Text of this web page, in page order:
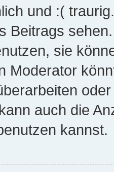
und :(
Beitrags
sie
Moderator
auch die
kannst.